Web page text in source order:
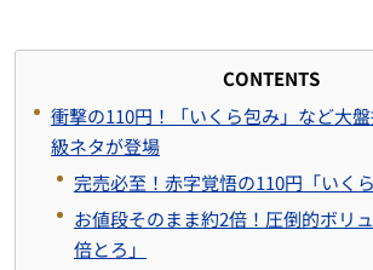
CONTENTS
衝撃の110円！「いくら包み」など大
級ネタが登場
完売必至！赤字覚悟の110円「いくら
お値段そのまま約2倍！圧倒的ボリ
倍とろ」